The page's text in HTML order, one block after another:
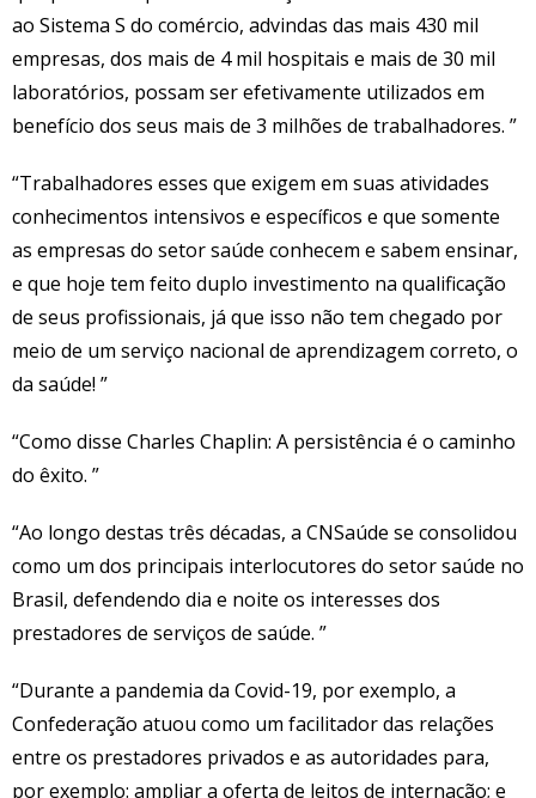
ao Sistema S do comércio, advindas das mais 430 mil
empresas, dos mais de 4 mil hospitais e mais de 30 mil
laboratórios, possam ser efetivamente utilizados em
benefício dos seus mais de 3 milhões de trabalhadores. ”
“Trabalhadores esses que exigem em suas atividades
conhecimentos intensivos e específicos e que somente
as empresas do setor saúde conhecem e sabem ensinar,
e que hoje tem feito duplo investimento na qualificação
de seus profissionais, já que isso não tem chegado por
meio de um serviço nacional de aprendizagem correto, o
da saúde! ”
“Como disse Charles Chaplin: A persistência é o caminho
do êxito. ”
“Ao longo destas três décadas, a CNSaúde se consolidou
como um dos principais interlocutores do setor saúde no
Brasil, defendendo dia e noite os interesses dos
prestadores de serviços de saúde. ”
“Durante a pandemia da Covid-19, por exemplo, a
Confederação atuou como um facilitador das relações
entre os prestadores privados e as autoridades para,
por exemplo: ampliar a oferta de leitos de internação; e